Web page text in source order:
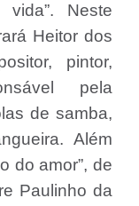
Neste
Heitor dos
pintor,
pela
de samba,
Além
do amor”, de
Paulinho da